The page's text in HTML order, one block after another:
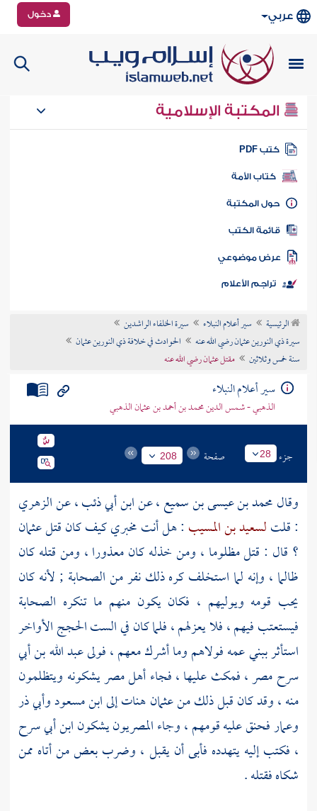
عربي دخول
المكتبة الإسلامية
كتب PDF
كتاب الأمة
المكتبة
الكتب
موضوعي
تراجم الأعلام
الرئيسية سير أعلام النبلاء
سيرة الخلفاء الراشدين
سيرة ذي النورين عثمان رضي الله عنه
الحوادث في خلافة ذي النورين عثمان
سنة خمس وثلاثين
مقتل عثمان رضي الله عنه
سير أعلام النبلاء
الذهبي - شمس الدين محمد بن أحمد بن عثمان الذهبي
جزء 28 صفحة 208
وقالمحمد بن عيسى بن سميع، عنابن أبي ذئب، عنالزهري
: قلتلسعيد بن المسيب : هل أنت مخبري كيف كان قتلعثمان
؟ قال : قتل مظلوما ، ومن خذله كان معذورا ، ومن قتله كان
ظالما ، وإنه لما استخلف كره ذلك نفر من الصحابة ; لأنه كان
يحب قومه ويوليهم ، فكان يكون منهم ما تنكره الصحابة
فيستعتب فيهم ، فلا يعزلهم ، فلما كان في الست الحجج الأواخر
استأثر ببني عمه فولاهم وما أشرك معهم ، فولىعبد الله بن أبي
سرحمصر، فمكث عليها ، فجاءأهلمصريشكونه ويتظلمون
منه ، وقد كان قبل ذلك منعثمانهنات إلىابن مسعودوأبي ذر
وعمارفحنق عليه قومهم ، وجاء المصريون يشكونابن أبي سرح
، فكتب إليه يتهدده فأبى أن يقبل ، وضرب بعض من أتاه ممن
شكاه فقتله .